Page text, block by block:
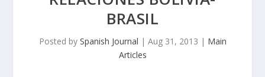
BRASIL
Posted by Spanish Journal | Aug 31, 2013 | Main
Articles